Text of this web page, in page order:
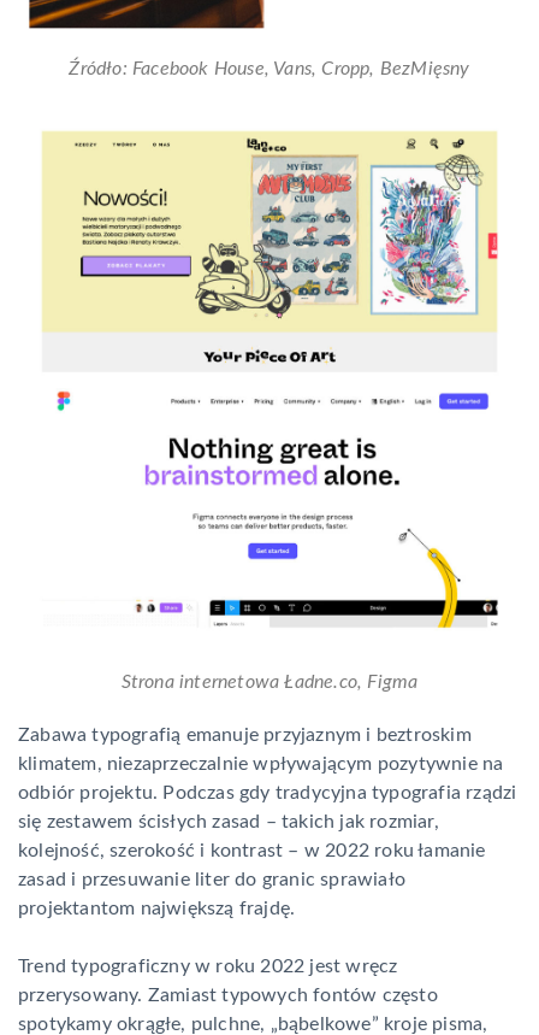
Źródło: Facebook House, Vans, Cropp, BezMięsny
Strona internetowa Ładne.co, Figma
Zabawa typografią emanuje przyjaznym i beztroskim
klimatem, niezaprzeczalnie wpływającym pozytywnie na
odbiór projektu. Podczas gdy tradycyjna typografia rządzi
się zestawem ścisłych zasad – takich jak rozmiar,
kolejność, szerokość i kontrast – w 2022 roku łamanie
zasad i przesuwanie liter do granic sprawiało
projektantom największą frajdę.
Trend typograficzny w roku 2022 jest wręcz
przerysowany. Zamiast typowych fontów często
spotykamy okrągłe, pulchne, „bąbelkowe” kroje pisma,